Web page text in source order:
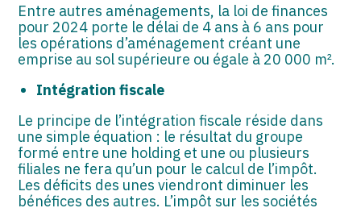
Entre autres aménagements, la loi de finances
pour 2024 porte le délai de 4 ans à 6 ans pour
les opérations d’aménagement créant une
emprise au sol supérieure ou égale à 20 000 m².
Intégration fiscale
Le principe de l’intégration fiscale réside dans
une simple équation : le résultat du groupe
formé entre une holding et une ou plusieurs
filiales ne fera qu’un pour le calcul de l’impôt.
Les déficits des unes viendront diminuer les
bénéfices des autres. L’impôt sur les sociétés